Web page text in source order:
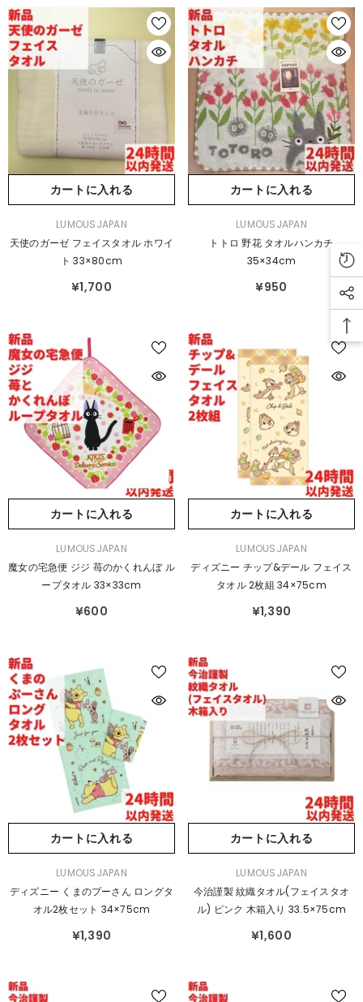
カートに入れる
売
LUMOUSJAPAN
天使のガーゼ フェイスタオル ホワイ
ト 33×80cm
¥1,700
カートに入れる
LUMOUSJAPAN
トトロ 野花 タオルハンカチ
35×34cm
¥950
カートに入れる
売
LUMOUSJAPAN
魔女の宅急便 ジジ 苺のかくれんぼ ル
ープタオル 33×33cm
¥600
カートに入れる
売
LUMOUSJAPAN
ディズニー チップ&デール フェイス
タオル 2枚組 34×75cm
¥1,390
カートに入れる
売
LUMOUSJAPAN
ディズニー くまのプーさん ロングタ
オル2枚セット 34×75cm
¥1,390
カートに入れる
売
元：
LUMOUSJAPAN
今治謹製 紋織タオル(フェイスタオ
ル) ピンク 木箱入り 33.5×75cm
¥1,600